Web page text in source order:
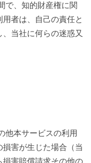
で、知的財産権に関
者は、自己の責任と
当社に何らの迷惑又
他本サービスの利用
害が生じた場合（当
害賠償請求その他の